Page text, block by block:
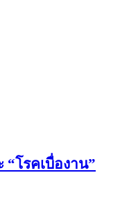
“โรคเบื่องาน”